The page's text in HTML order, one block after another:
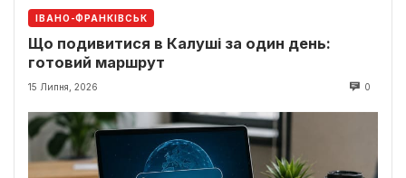
ІВАНО-ФРАНКІВСЬК
Що подивитися в Калуші за один день:
готовий маршрут
15 Липня, 2026 0